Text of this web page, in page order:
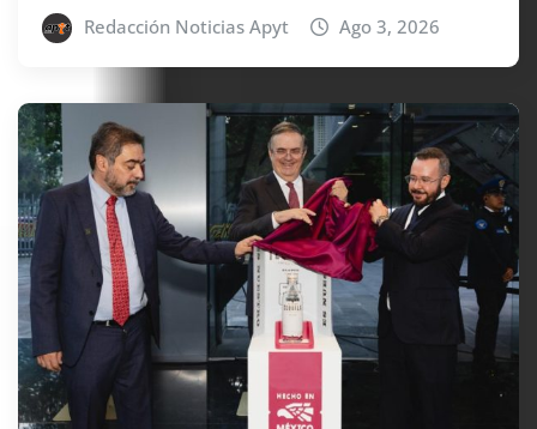
Redacción Noticias Apyt Ago 3, 2026